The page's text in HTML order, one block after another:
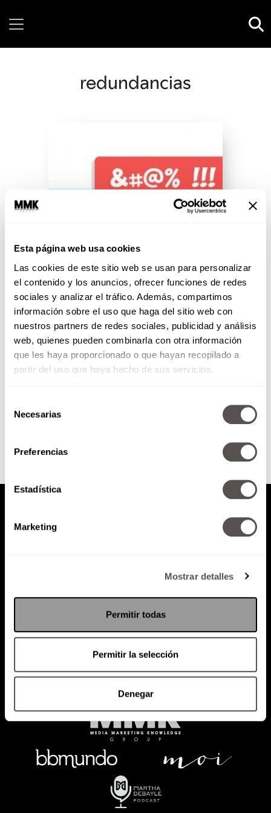
Esta página web usa cookies
Las cookies de este sitio web se usan para personalizar
el contenido y los anuncios, ofrecer funciones de redes
sociales y analizar el tráfico. Además, compartimos
información sobre el uso que haga del sitio web con
nuestros partners de redes sociales, publicidad y análisis
web, quienes pueden combinarla con otra información
que les haya proporcionado o que hayan recopilado a
partir del uso que haya hecho de sus servicios.
Necesarias
Preferencias
Estadística
Marketing
Mostrar detalles
Permitir todas
Permitir la selección
Denegar
redundancias
Las malas lenguas,
barbarismos, redundancias y
barrabasadas
Todas las barbaridades, horrores
y errores que cometemos
cuando abrimos la boca.
Política de Privacidad
PODCAST RADIO MARTHA EVENTOS
SACA TU ID